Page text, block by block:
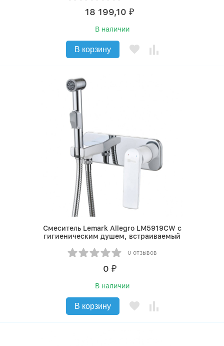
18 199,10 ₽
В наличии
В корзину
Смеситель Lemark Allegro LM5919CW с
гигиеническим душем, встраиваемый
0 отзывов
0 ₽
В наличии
В корзину